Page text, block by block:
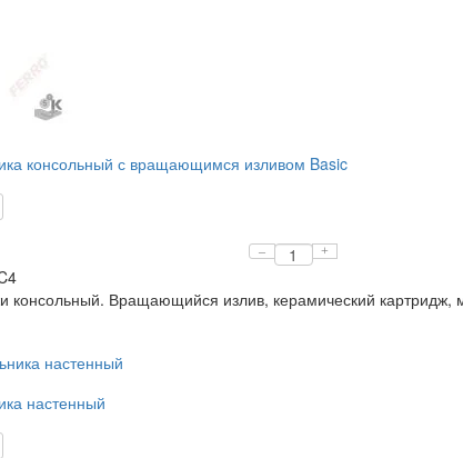
консольный с вращающимся изливом Basic
– +
консольный. Вращающийся излив, керамический картридж,
настенный